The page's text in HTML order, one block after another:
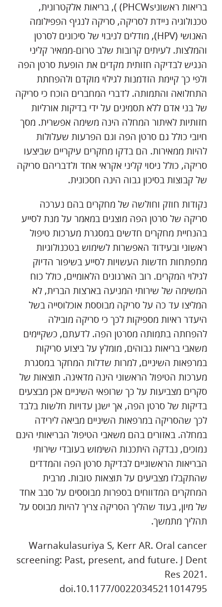
בריאות ראשוניPHCWs) ), בריאות אלקטרונית,
טכנולוגיה ניידת לסריקה, סריקה לנגיף הפפילומה
האנושי (HPV), מודלים לניבוי של סיכונים לסרטן
והמלצות. לעיתים קרובות שלב טרום-ממאיר קליני
הנגיש לבדיקה חזותית מקדים את הופעת סרטן הפה
ולפי כך קיימת הזדמנות לגילוי מוקדם ולהפחתת
התחלואה והתמותה. לדברי המחברים הוכח כי סריקה
של בני אדם ללא תסמינים על ידי בדיקות אורליות
חזותיות לאיתור המחלה הינה משימה אפשרית. מסך
חיובי כולל גם סרטן הפה וגם הפרעות שעלולות
להיות ממאירות. הם בדקו מחקרים עיקריים שביצעו
סריקה, כולל ניסוי קליני אקראי אחד ולדבריהם סריקה
של קבוצות בסיכון גבוה הינה חסכונית.
נקודות חוזק וחולשה של מחקרים בהם נערכה
סריקה של סרטן הפה מוצגים במאמר על מנת לסייע
בהנחיית מחקרים חדשים במסגרת מערכות טיפול
ראשוני ובעידוד האפשרות לשימוש בטכנולוגיות
מתפתחות חדשות העשויות לסייע בשיפור הדיוק
לגילוי המקרים. רוב הארגונים הלאומיים, כולל כוח
המשימה של שירותי המניעה בארצות הברית, לא
המליצו עד כה על סריקה מבוססת אוכלוסייה בשל
היעדר ראיות מספיקות לכך כי סריקה מובילה
להפחתה בתמותה מסרטן הפה. לדעתם, כשקיימים
משאבי בריאות גבוהים, מומלץ על ביצוע סריקות
במרפאות השיניים, למרות שדלות המחקר במסגרת
מערכות הטיפול הראשוני הינה מדאיגה. תוצאות של
סקרים מצביעות על כך שרופאי השיניים אכן מבצעים
בדיקות של סרטן הפה, אך ישנן עדויות חלשות בלבד
לכך שהסריקה במרפאות השיניים מביאה לירידה
במחלה. באזורים בהם משאבי הטיפול הבריאותי הינם
נמוכים, נבדקה היתכנות השימוש בעובדי שירותי
הבריאות הראשוניים לבדיקת סרטן הפה והמדדים
שהתקבלו מצביעים על תוצאות טובות. מרבית
המחקרים המדווחים בספרות מבוססים על סבב אחד
של מיון, בעוד שהליך הסריקה צריך להיות מבוסס על
תהליך מתמשך.
Warnakulasuriya S, Kerr AR. Oral cancer
screening: Past, present, and future. J Dent
Res 2021.
doi.10.1177/00220345211014795